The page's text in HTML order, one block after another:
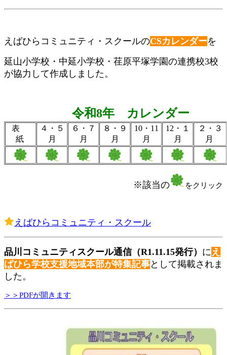
えばひらコミュニティ・スクールのCSカレンダーを
延山小学校・中延小学校・荏原平塚学園の連携校3校
が協力して作成しました。
令和8年 カレンダー
表
紙
４・５
月
６・７
月
８・９
月
10・11
月
12・１
月
２・３
月
※該当の をクリック
えばひらコミュニティ・スクール
品川コミュニティスクール通信（R1.11.15発行） に え
ばひら学校支援地域本部が特集記事として掲載されま
した。
＞＞PDFが開きます